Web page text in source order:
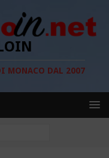
MONACO DAL 2007